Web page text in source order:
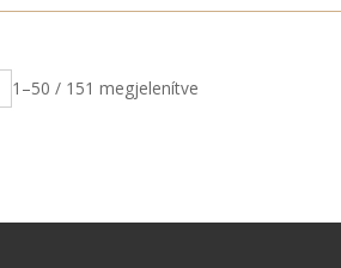
1–50 / 151 megjelenítve